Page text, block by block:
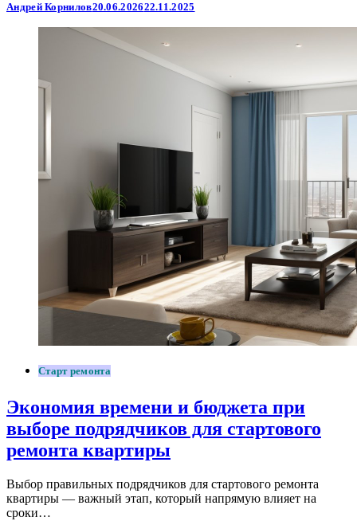
Андрей Корнилов20.06.202622.11.2025
Старт ремонта
Экономия времени и бюджета при
выборе подрядчиков для стартового
ремонта квартиры
Выбор правильных подрядчиков для стартового ремонта
квартиры — важный этап, который напрямую влияет на
сроки…